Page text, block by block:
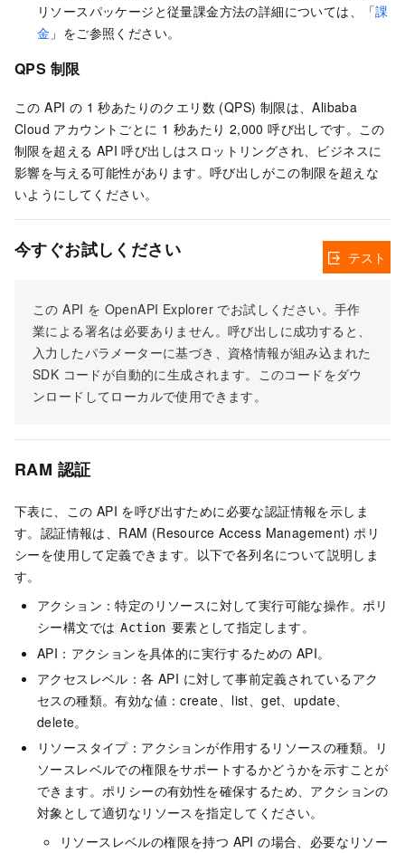
リソースパッケージと従量課金方法の詳細については、「課
金 」をご参照ください。
QPS 制限
この API の 1 秒あたりのクエリ数 (QPS) 制限は、Alibaba
Cloud アカウントごとに 1 秒あたり 2,000 呼び出しです。この
制限を超える API 呼び出しはスロットリングされ、ビジネスに
影響を与える可能性があります。呼び出しがこの制限を超えな
いようにしてください。
今すぐお試しください
この API を OpenAPI Explorer でお試しください。手作
業による署名は必要ありません。呼び出しに成功すると、
入力したパラメーターに基づき、資格情報が組み込まれた
SDK コードが自動的に生成されます。このコードをダウ
ンロードしてローカルで使用できます。
テスト
RAM 認証
下表に、この API を呼び出すために必要な認証情報を示しま
す。認証情報は、RAM (Resource Access Management) ポリ
シーを使用して定義できます。以下で各列名について説明しま
す。
アクション：特定のリソースに対して実行可能な操作。ポリ
シー構文では Action 要素として指定します。
API：アクションを具体的に実行するための API。
アクセスレベル：各 API に対して事前定義されているアク
セスの種類。有効な値：create、list、get、update、
delete。
リソースタイプ：アクションが作用するリソースの種類。リ
ソースレベルでの権限をサポートするかどうかを示すことが
できます。ポリシーの有効性を確保するため、アクションの
対象として適切なリソースを指定してください。
リソースレベルの権限を持つ API の場合、必要なリソー